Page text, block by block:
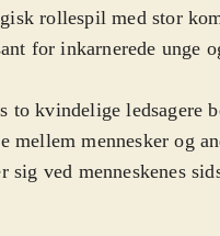
rollespil med stor
for inkarnerede unge
to kvindelige ledsagere
mellem mennesker og
ved menneskenes